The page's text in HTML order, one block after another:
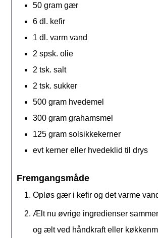
50 gram gær
6 dl. kefir
1 dl. varm vand
2 spsk. olie
2 tsk. salt
2 tsk. sukker
500 gram hvedemel
300 gram grahamsmel
125 gram solsikkekerner
evt kerner eller hvedeklid til drys
Fremgangsmåde
Opløs gær i kefir og det varme
Ælt nu øvrige ingredienser
og ælt ved håndkraft eller